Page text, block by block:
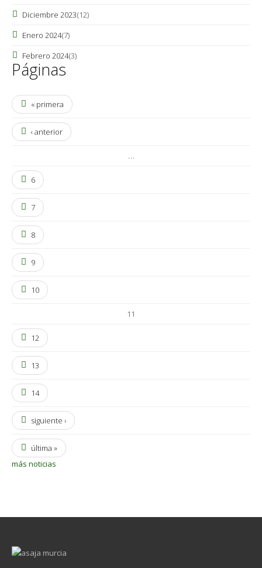
Diciembre 2023(12)
Enero 2024(7)
Febrero 2024(3)
Páginas
« primera
‹ anterior
…
6
7
8
9
10
11
12
13
14
siguiente ›
última »
más noticias